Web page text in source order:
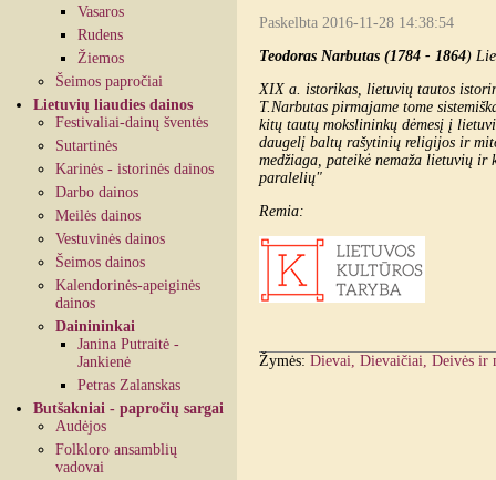
Vasaros
Rudens
Žiemos
Šeimos papročiai
Lietuvių liaudies dainos
Festivaliai-dainų šventės
Sutartinės
Karinės - istorinės dainos
Darbo dainos
Meilės dainos
Vestuvinės dainos
Šeimos dainos
Kalendorinės-apeiginės
dainos
Dainininkai
Janina Putraitė -
Jankienė
Petras Zalanskas
Butšakniai - papročių sargai
Audėjos
Folkloro ansamblių
vadovai
Paskelbta 2016-11-28 14:38:54
Teodoras Narbutas (1784 - 1864)
XIX a. istorikas, lietuvių tautos
T.Narbutas pirmajame tome
kitų tautų mokslininkų dėmesį į
daugelį baltų rašytinių religijos ir
medžiaga, pateikė nemaža lietuvių
paralelių"
Remia:
Žymės: Dievai, Dievaičiai, Deivės ir